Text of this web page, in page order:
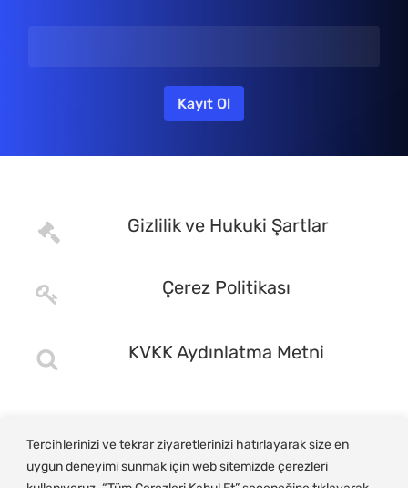
Tercihlerinizi ve tekrar ziyaretlerinizi hatırlayarak size en
uygun deneyimi sunmak için web sitemizde çerezleri
Gizlilik ve Hukuki Şartlar
Çerez Politikası
KVKK Aydınlatma Metni